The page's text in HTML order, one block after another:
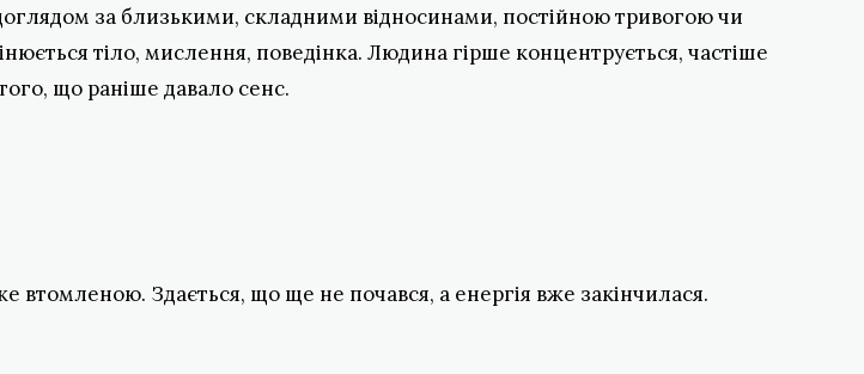
за близькими, складними відносинами, постійною тривогою чи
тіло, мислення, поведінка. Людина гірше концентрується, частіше
що раніше давало сенс.
втомленою. Здається, що ще не почався, а енергія вже закінчилася.